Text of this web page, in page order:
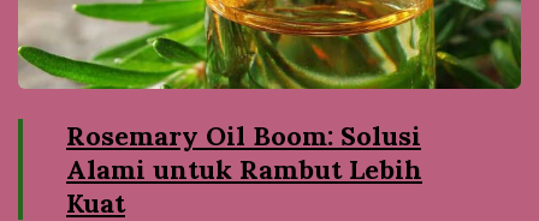
Rosemary Oil Boom: Solusi
Alami untuk Rambut Lebih
Kuat